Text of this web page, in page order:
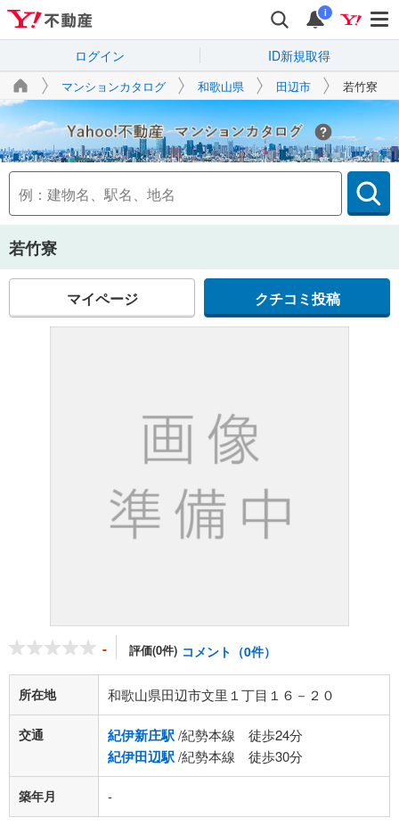
i
ログイン ID新規取得
マンションカタログ 和歌山県 田辺市 若竹寮
Yahoo!不動産
若竹寮
マイページ クチコミ投稿
- 評価(0件) コメント（0件）
所在地 和歌山県田辺市文里１丁目１６－２０
交通 紀伊新庄駅/紀勢本線 徒歩24分
紀伊田辺駅/紀勢本線 徒歩30分
築年月 -